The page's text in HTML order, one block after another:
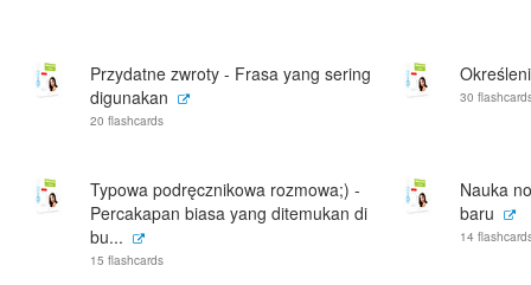
Przydatne zwroty - Frasa yang sering
digunakan
20 flashcards
30
Typowa podręcznikowa rozmowa;) -
Percakapan biasa yang ditemukan di
bu...
15 flashcards
Nauka
baru
14